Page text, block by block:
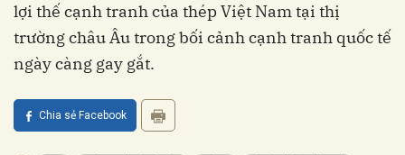
lợi thế cạnh tranh của thép Việt Nam tại thị
trường châu Âu trong bối cảnh cạnh tranh quốc tế
ngày càng gay gắt.
Chia sẻ Facebook